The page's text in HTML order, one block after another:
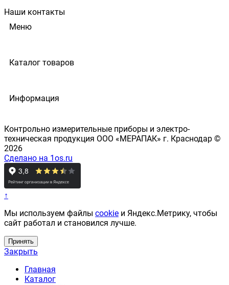
Наши контакты
Меню
Каталог товаров
Информация
Контрольно измерительные приборы и электро-
техническая продукция ООО «МЕРАПАК» г. Краснодар ©
2026
Сделано на 1os.ru
↑
Мы используем файлы cookie и Яндекс.Метрику, чтобы
сайт работал и становился лучше.
Принять
Закрыть
Главная
Каталог